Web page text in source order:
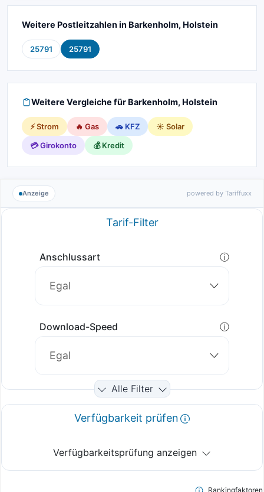
Weitere Postleitzahlen in Barkenholm, Holstein
25791 25791
Weitere Vergleiche für Barkenholm, Holstein
⚡ Strom 🔥 Gas 🚗 KFZ
☀️ Solar
💳 Girokonto
💰 Kredit
Anzeige powered by Tariffuxx